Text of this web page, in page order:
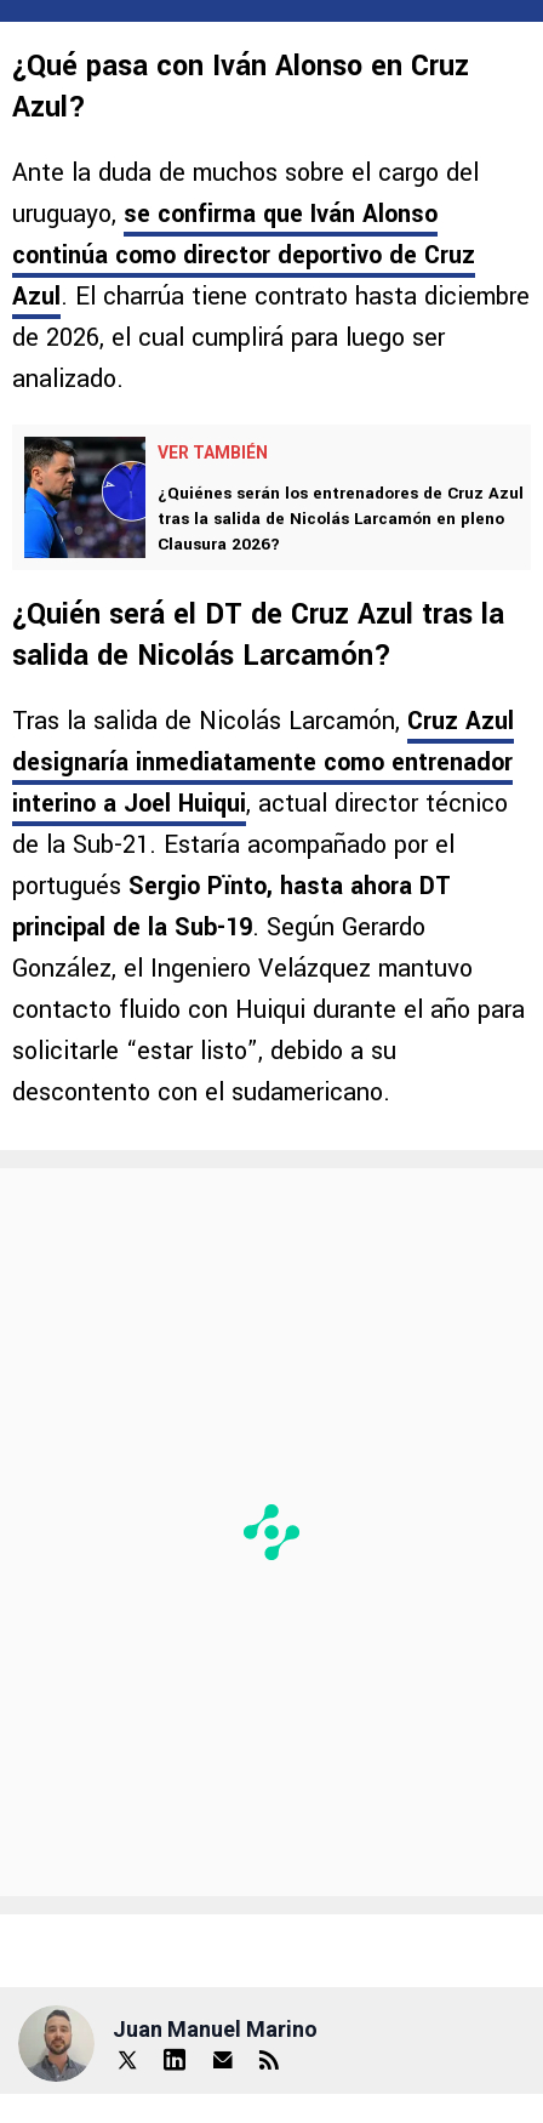
¿Qué pasa con Iván Alonso en Cruz
Azul?
Ante la duda de muchos sobre el cargo del
uruguayo, se confirma que Iván Alonso
continúa como director deportivo de Cruz
Azul. El charrúa tiene contrato hasta diciembre
de 2026, el cual cumplirá para luego ser
analizado.
VER TAMBIÉN
¿Quiénes serán los entrenadores de Cruz Azul
tras la salida de Nicolás Larcamón en pleno
Clausura 2026?
¿Quién será el DT de Cruz Azul tras la
salida de Nicolás Larcamón?
Tras la salida de Nicolás Larcamón, Cruz Azul
designaría inmediatamente como entrenador
interino a Joel Huiqui, actual director técnico
de la Sub-21. Estaría acompañado por el
portugués Sergio Pïnto, hasta ahora DT
principal de la Sub-19. Según Gerardo
González, el Ingeniero Velázquez mantuvo
contacto fluido con Huiqui durante el año para
solicitarle “estar listo”, debido a su
descontento con el sudamericano.
Juan Manuel Marino